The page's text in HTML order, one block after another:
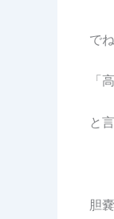
で
「
と
胆